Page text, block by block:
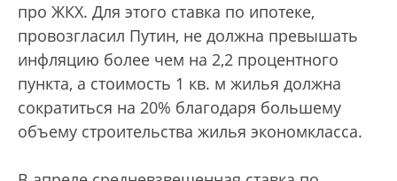
про ЖКХ. Для этого ставка по ипотеке,
провозгласил Путин, не должна превышать
инфляцию более чем на 2,2 процентного
пункта, а стоимость 1 кв. м жилья должна
сократиться на 20% благодаря большему
объему строительства жилья экономкласса.